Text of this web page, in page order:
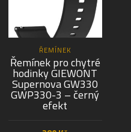
ŘEMÍNEK
Řemínek pro chytré
hodinky GIEWONT
Supernova GW330
GWP330-3 – černý
efekt